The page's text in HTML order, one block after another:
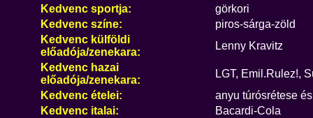
Kedvenc sportja:
görkori
Kedvenc színe:
piros-sárga-zöld
Kedvenc külföldi
előadója/zenekara:
Lenny Kravitz
Kedvenc hazai
előadója/zenekara:
LGT, Emil.Rulez!,
Kedvenc ételei:
anyu túrósrétese
Kedvenc italai:
Bacardi-Cola